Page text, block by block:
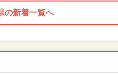
の新着一覧へ